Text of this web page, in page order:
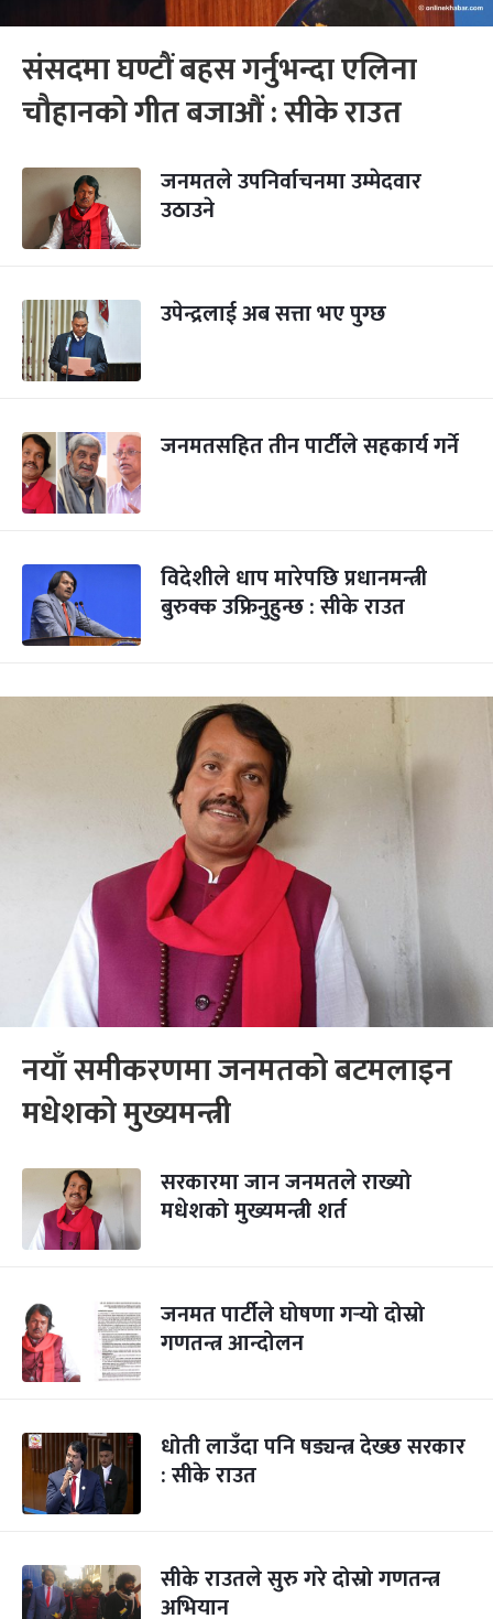
संसदमा घण्टौं बहस गर्नुभन्दा एलिना
चौहानको गीत बजाऔं : सीके राउत
जनमतले उपनिर्वाचनमा उम्मेदवार
उठाउने
उपेन्द्रलाई अब सत्ता भए पुग्छ
जनमतसहित तीन पार्टीले सहकार्य गर्ने
विदेशीले धाप मारेपछि प्रधानमन्त्री
बुरुक्क उफ्रिनुहुन्छ : सीके राउत
नयाँ समीकरणमा जनमतको बटमलाइन
मधेशको मुख्यमन्त्री
सरकारमा जान जनमतले राख्यो
मधेशको मुख्यमन्त्री शर्त
जनमत पार्टीले घोषणा गर्‍यो दोस्रो
गणतन्त्र आन्दोलन
धोती लाउँदा पनि षड्यन्त्र देख्छ सरकार
: सीके राउत
सीके राउतले सुरु गरे दोस्रो गणतन्त्र
अभियान